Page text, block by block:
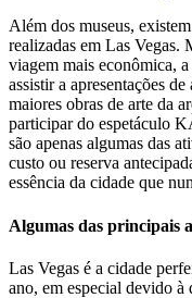
Além dos museus,
realizadas em Las Vegas.
viagem mais econômica,
assistir a apresentações
maiores obras de arte da
participar do espetáculo
são apenas algumas das
custo ou reserva
essência da cidade que
Algumas das principais
Las Vegas é a cidade
ano, em especial devido à